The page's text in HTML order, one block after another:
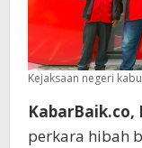
Kejaksaan negeri
KabarBaik.co,
perkara hibah